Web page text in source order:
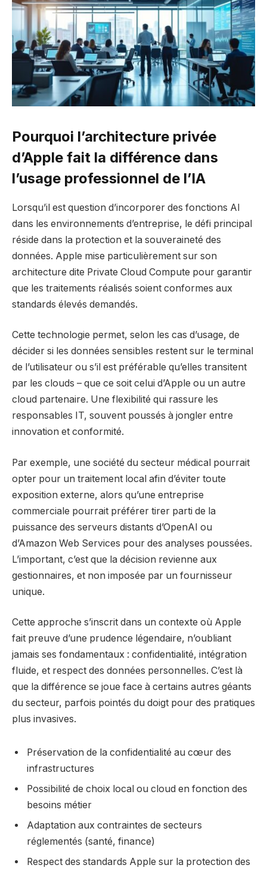
Pourquoi l’architecture privée
d’Apple fait la différence dans
l’usage professionnel de l’IA
Lorsqu’il est question d’incorporer des fonctions AI
dans les environnements d’entreprise, le défi principal
réside dans la protection et la souveraineté des
données. Apple mise particulièrement sur son
architecture dite Private Cloud Compute pour garantir
que les traitements réalisés soient conformes aux
standards élevés demandés.
Cette technologie permet, selon les cas d’usage, de
décider si les données sensibles restent sur le terminal
de l’utilisateur ou s’il est préférable qu’elles transitent
par les clouds – que ce soit celui d’Apple ou un autre
cloud partenaire. Une flexibilité qui rassure les
responsables IT, souvent poussés à jongler entre
innovation et conformité.
Par exemple, une société du secteur médical pourrait
opter pour un traitement local afin d’éviter toute
exposition externe, alors qu’une entreprise
commerciale pourrait préférer tirer parti de la
puissance des serveurs distants d’OpenAI ou
d’Amazon Web Services pour des analyses poussées.
L’important, c’est que la décision revienne aux
gestionnaires, et non imposée par un fournisseur
unique.
Cette approche s’inscrit dans un contexte où Apple
fait preuve d’une prudence légendaire, n’oubliant
jamais ses fondamentaux : confidentialité, intégration
fluide, et respect des données personnelles. C’est là
que la différence se joue face à certains autres géants
du secteur, parfois pointés du doigt pour des pratiques
plus invasives.
Préservation de la confidentialité au cœur des
infrastructures
Possibilité de choix local ou cloud en fonction des
besoins métier
Adaptation aux contraintes de secteurs
réglementés (santé, finance)
Respect des standards Apple sur la protection des